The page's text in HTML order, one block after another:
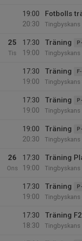
19:00
20:30
Fotbolls
Tingbyskans
25
Tis
17:30
19:00
Träning
Tingbyskans
17:30
19:00
Träning
Tingbyskans
17:30
19:00
Träning
Tingbyskans
19:00
20:30
Träning
Tingbyskans
26
Ons
17:30
19:00
Träning
Tingbyskans
17:30
19:00
Träning
Tingbyskans
17:30
18:30
Träning
Tingbyskans